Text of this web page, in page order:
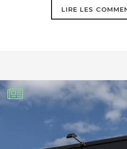
BONNE SOLUTION.
quicommencent à
de la Chine de l’avoir
dominer
PAR CONTRE CETTE
LIRE LES